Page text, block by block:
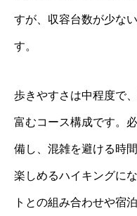
すが、収容台数が少な
す。
歩きやすさは中程度で
富むコース構成です。
備し、混雑を避ける時
楽しめるハイキングに
トとの組み合わせや宿